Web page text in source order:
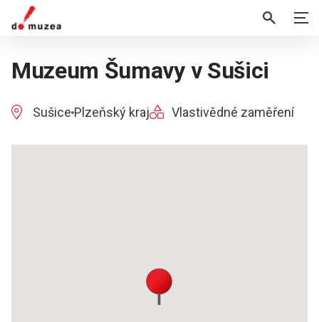
Muzeum Šumavy v Sušici
Sušice Plzeňský kraj Vlastivědné zaměření